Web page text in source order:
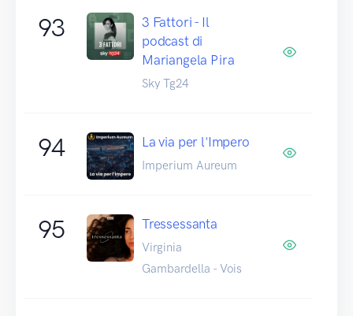
93
3 Fattori - Il
podcast di
Mariangela Pira
Sky Tg24
94 La via per l'Impero
Imperium Aureum
95 Tressessanta
Virginia
Gambardella - Vois